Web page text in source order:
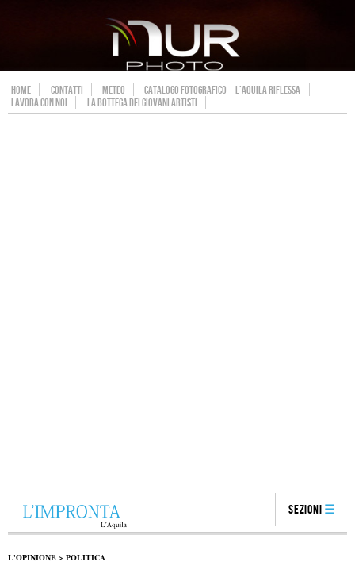
HOME CONTATTI METEO
CATALOGO FOTOGRAFICO – L’AQUILA RIFLESSA
LAVORA CON NOI
LA BOTTEGA DEI GIOVANI ARTISTI
Sezioni
L'OPINIONE > POLITICA